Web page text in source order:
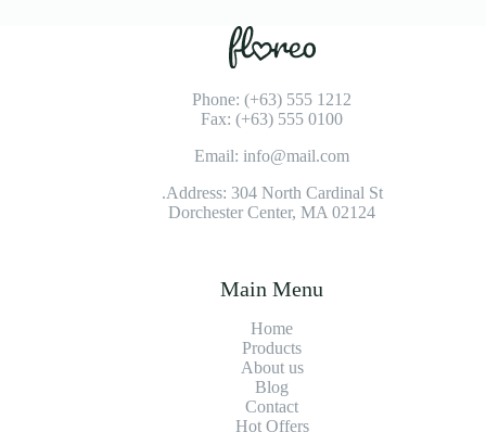
Phone: (+63) 555 1212
Fax: (+63) 555 0100
Email: info@mail.com
Address: 304 North Cardinal St.
Dorchester Center, MA 02124
Main Menu
Home
Products
About us
Blog
Contact
Hot Offers